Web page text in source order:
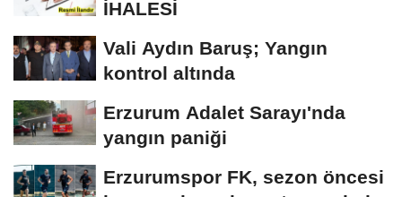
İHALESİ
Vali Aydın Baruş; Yangın
kontrol altında
Erzurum Adalet Sarayı'nda
yangın paniği
Erzurumspor FK, sezon öncesi